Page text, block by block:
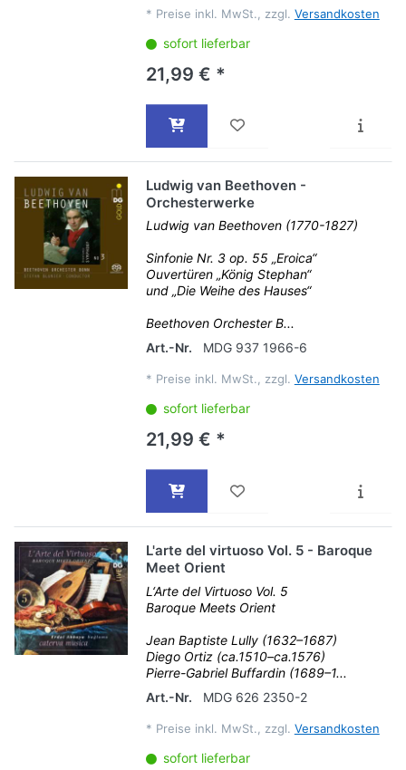
* Preise inkl. MwSt., zzgl. Versandkosten
sofort lieferbar
21,99 € *
Ludwig van Beethoven -
Orchesterwerke
Ludwig van Beethoven (1770-1827)
Sinfonie Nr. 3 op. 55 „Eroica“
Ouvertüren „König Stephan“
und „Die Weihe des Hauses“
Beethoven Orchester B...
Art.-Nr.
MDG 937 1966-6
* Preise inkl. MwSt., zzgl. Versandkosten
sofort lieferbar
21,99 € *
L'arte del virtuoso Vol. 5 - Baroque
Meet Orient
L‘Arte del Virtuoso Vol. 5
Baroque Meets Orient
Jean Baptiste Lully (1632–1687)
Diego Ortiz (ca.1510–ca.1576)
Pierre-Gabriel Buffardin (1689–1...
Art.-Nr.
MDG 626 2350-2
* Preise inkl. MwSt., zzgl. Versandkosten
sofort lieferbar